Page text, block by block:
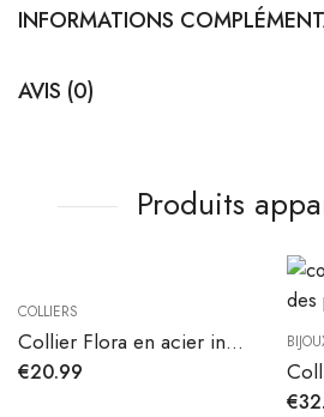
INFORMATIONS
AVIS (0)
Produits
COLLIERS
Collier Flora en acier inoxydable
€20.99
€